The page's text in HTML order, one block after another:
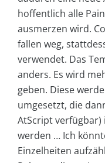
hoffentlich alle
ausmerzen wird.
fallen weg,
verwendet. Das
anders. Es wird
geben. Diese
umgesetzt, die
AtScript verfügbar)
werden … Ich
Einzelheiten